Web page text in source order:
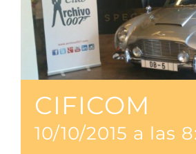
CIFICOM
10/10/2015 a las